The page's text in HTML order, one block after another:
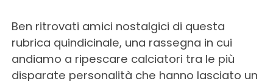
Ben ritrovati amici nostalgici di questa
rubrica quindicinale, una rassegna in cui
andiamo a ripescare calciatori tra le più
disparate personalità che hanno lasciato un